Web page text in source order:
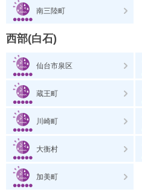
南三陸町
西部(白石)
仙台市泉区
蔵王町
川崎町
大衡村
加美町